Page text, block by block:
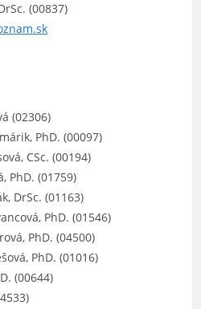
(00837)
(02306)
PhD. (00097)
CSc. (00194)
PhD. (01759)
DrSc. (01163)
PhD. (01546)
PhD. (04500)
PhD. (01016)
(00644)